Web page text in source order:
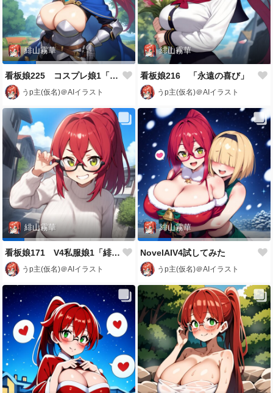
緋山霧華
看板娘225 コスプレ娘1「緋山霧華(姫騎士)」
うp主(仮名)＠AIイラスト
緋山霧華
看板娘216 「永遠の喜び」
うp主(仮名)＠AIイラスト
緋山霧華
看板娘171 V4私服娘1「緋山霧華」
うp主(仮名)＠AIイラスト
緋山霧華
NovelAIV4試してみた
うp主(仮名)＠AIイラスト